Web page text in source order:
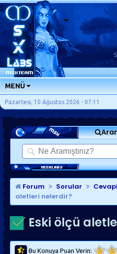
MENÜ
ANA SAYFA
FORUMLAR
SORU-CEVAP
GÜNLÜKLER
SON MESAJLAR
KISAYOLLAR
Pazartesi, 10 Ağustos 2026 - 07:11
Forum Sorular
aletleri nelerdir?
Eski ölçü
Bu Konuya Puan Verin: